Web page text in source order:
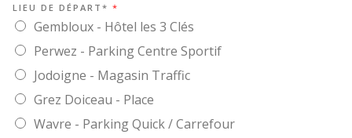
LIEU DE DÉPART* *
Gembloux - Hôtel les 3 Clés
Perwez - Parking Centre Sportif
Jodoigne - Magasin Traffic
Grez Doiceau - Place
Wavre - Parking Quick / Carrefour